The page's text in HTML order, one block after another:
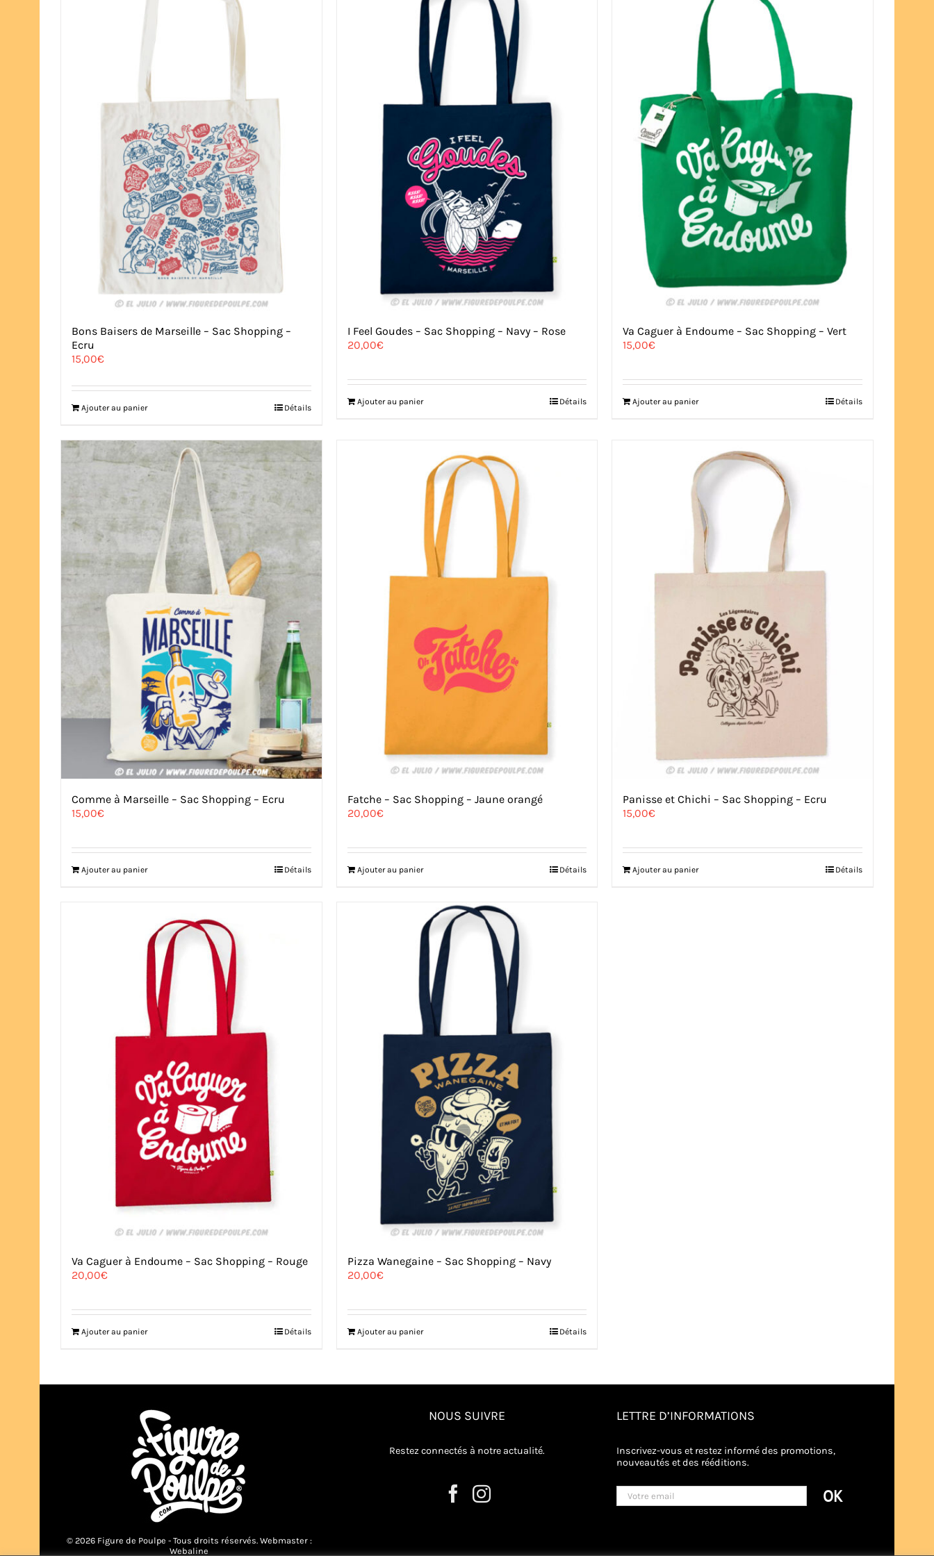
Bons Baisers de Marseille – Sac Shopping –
Ecru
15,00€
Ajouter au panier Détails
I Feel Goudes – Sac Shopping – Navy – Rose
20,00€
Ajouter au panier Détails
Va Caguer à Endoume – Sac Shopping – Vert
15,00€
Ajouter au panier Détails
Comme à Marseille – Sac Shopping – Ecru
15,00€
Ajouter au panier Détails
Fatche – Sac Shopping – Jaune orangé
20,00€
Ajouter au panier Détails
Panisse et Chichi – Sac Shopping – Ecru
15,00€
Ajouter au panier Détails
Va Caguer à Endoume – Sac Shopping – Rouge
20,00€
Ajouter au panier Détails
Pizza Wanegaine – Sac Shopping – Navy
20,00€
Ajouter au panier Détails
© 2026 Figure de Poulpe - Tous droits réservés. Webmaster :
Webaline
NOUS SUIVRE
Restez connectés à notre actualité.
LETTRE D’INFORMATIONS
Inscrivez-vous et restez informé des promotions,
nouveautés et des rééditions.